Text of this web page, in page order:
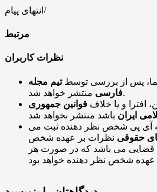
انتهای پیام/
مرتبط
نظرات کاربران
پس از بررسی توسطتیم مجله
فارسیمنتشر خواهد شد.
افترا و یا خلاف قوانین جمهوری
ایران
آی پی شخص نظر دهنده ثبت می
حقوقی نظرات بر عهده شخص
قضایی می باشد که در صورت هر